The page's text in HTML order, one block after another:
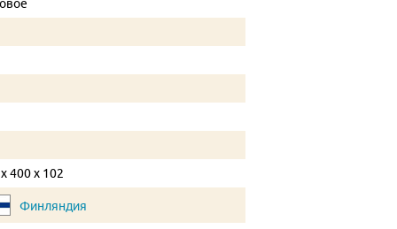
400 x 102
Финляндия